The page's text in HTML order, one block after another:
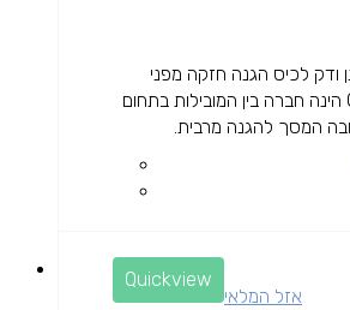
ודק לכיס הגנה חזקה מפני
נפילות OtterBox הינה חברה בין המובילות בתחום
המסך להגנה מרבית.
Quickview
אזל המלאי